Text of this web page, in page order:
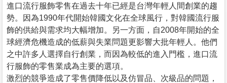
進口流行服飾零售在過去十年已經是台灣年輕人間創業的趨
勢。因為1990年代開始韓國文化在全球風行，對韓國流行服
飾的供給與需求均大幅增加。另一方面，自2008年開始的全
球經濟危機造成的低薪與失業問題更影響大批年輕人。他們
之中許多人選擇自行創業，而因為較低的進入門檻，進口流
行服飾的零售業成為主要的選項。
激烈的競爭造成了零售價降低以及仿冒品、次級品的問題，